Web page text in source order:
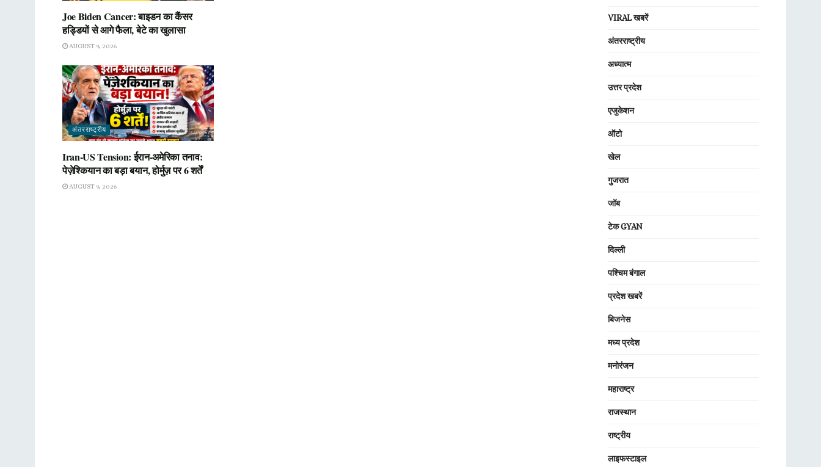
Joe Biden Cancer: बाइडन का कैंसर
हड्डियों से आगे फैला, बेटे का खुलासा
AUGUST 9, 2026
अंतरराष्ट्रीय
Iran-US Tension: ईरान-अमेरिका तनाव:
पेज़ेश्कियान का बड़ा बयान, होर्मुज़ पर 6 शर्तें
AUGUST 9, 2026
VIRAL खबरें
अंतरराष्ट्रीय
अध्यात्म
उत्तर प्रदेश
एजुकेशन
ऑटो
खेल
गुजरात
जॉब
टेक GYAN
दिल्ली
पश्चिम बंगाल
प्रदेश खबरें
बिजनेस
मध्य प्रदेश
मनोरंजन
महाराष्ट्र
राजस्थान
राष्ट्रीय
लाइफस्टाइल